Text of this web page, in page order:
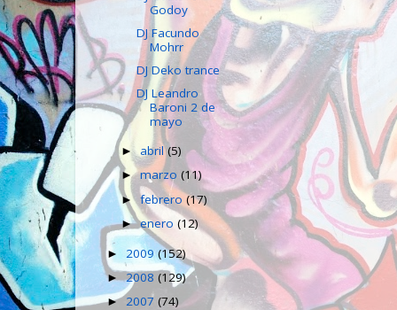
Godoy
DJ Facundo
Mohrr
DJ Deko trance
DJ Leandro
Baroni 2 de
mayo
►abril(5)
►marzo(11)
►febrero(17)
►enero(12)
► 2009 (152)
►2008 (129)
► 2007 (74)